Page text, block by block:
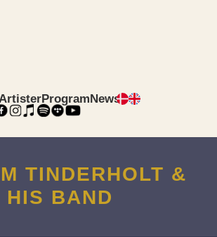
ProgramNews
TINDERHOLT &
HIS BAND